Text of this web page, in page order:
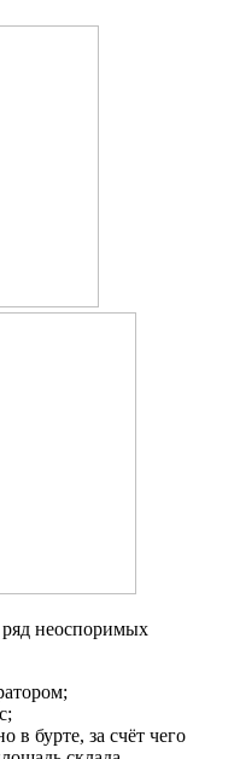
неоспоримых
в бурте, за счёт чего